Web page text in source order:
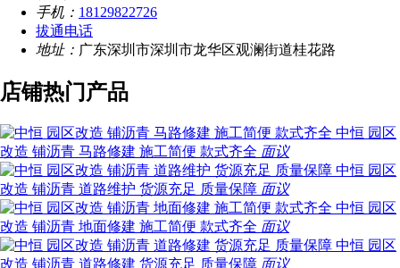
手机： 18129822726
拔通电话
地址： 广东深圳市深圳市龙华区观澜街道桂花路
店铺热门产品
中恒 园区改造 铺沥青 马路修建 施工简便 款式齐全 面议 中恒
园区改造 铺沥青 道路维护 货源充足 质量保障 面议
造 铺沥青 地面修建 施工简便 款式齐全 面议 中恒 园区改造 铺
沥青 道路修建 货源充足 质量保障 面议 中恒 园区改造 铺沥青
道路维护 施工简便 款式齐全 面议 中恒 园区改造 铺沥青 地面铺
装 货源充足 质量保障 面议 中恒 园区改造 铺沥青 道路修建 施
工简便 款式齐全 面议 中恒 园区改造 铺沥青 道路翻新 货源充足
质量保障 面议